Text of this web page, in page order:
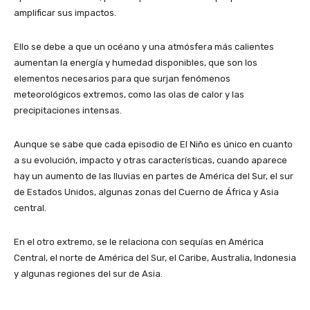
amplificar sus impactos.
Ello se debe a que un océano y una atmósfera más calientes
aumentan la energía y humedad disponibles, que son los
elementos necesarios para que surjan fenómenos
meteorológicos extremos, como las olas de calor y las
precipitaciones intensas.
Aunque se sabe que cada episodio de El Niño es único en cuanto
a su evolución, impacto y otras características, cuando aparece
hay un aumento de las lluvias en partes de América del Sur, el sur
de Estados Unidos, algunas zonas del Cuerno de África y Asia
central.
En el otro extremo, se le relaciona con sequías en América
Central, el norte de América del Sur, el Caribe, Australia, Indonesia
y algunas regiones del sur de Asia.